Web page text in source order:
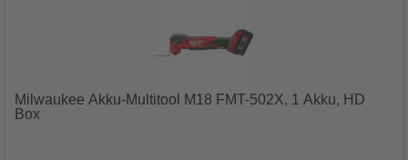
Milwaukee Akku-Multitool M18 FMT-502X, 1 Akku, HD
Box